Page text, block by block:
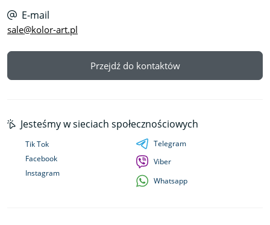
E-mail
sale@kolor-art.pl
Przejdź do kontaktów
Jesteśmy w sieciach społecznościowych
Tik Tok
Facebook
Instagram
Telegram
Viber
Whatsapp